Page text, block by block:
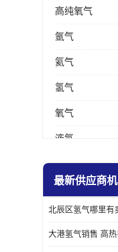
高纯氧气
氩气
氦气
氢气
氧气
液氮
乙炔
最新供应商机